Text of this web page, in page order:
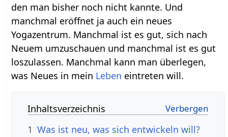
den man bisher noch nicht kannte. Und
manchmal eröffnet ja auch ein neues
Yogazentrum. Manchmal ist es gut, sich nach
Neuem umzuschauen und manchmal ist es gut
loszulassen. Manchmal kann man überlegen,
was Neues in mein Leben eintreten will.
Inhaltsverzeichnis
1 Was ist neu, was sich entwickeln will?